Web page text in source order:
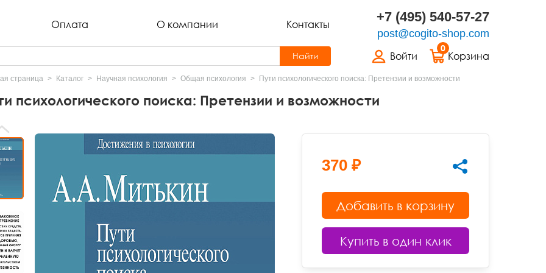
Оплата О компании Контакты +7 (495) 540-57-27
post@cogito-shop.com
Войти
0
Корзина
Найти
страница Каталог Научная психология Общая психология Пути психологического поиска: Претензии и возможности
психологического поиска: Претензии и возможности
370 ₽
Добавить в корзину
Купить в один клик